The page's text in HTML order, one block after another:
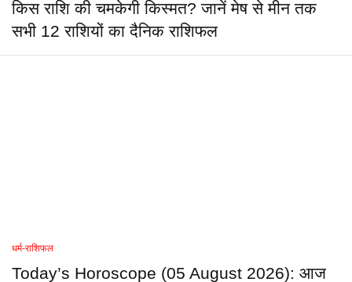
किस राशि की चमकेगी किस्मत? जानें मेष से मीन तक
सभी 12 राशियों का दैनिक राशिफल
धर्म-राशिफल
Today’s Horoscope (05 August 2026): आज